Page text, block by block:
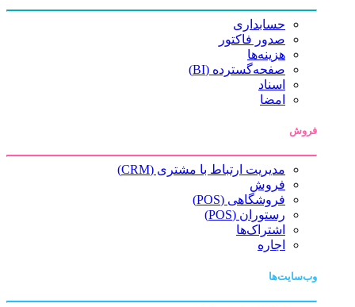
حسابداری
صدور فاکتور
هزینه‌ها
صفحه‌گسترده (BI)
اسناد
امضا
فروش
مدیریت ارتباط با مشتری (CRM)
فروش
فروشگاهی (POS)
رستوران (POS)
اشتراک‌ها
اجاره
وب‌سایت‌ها